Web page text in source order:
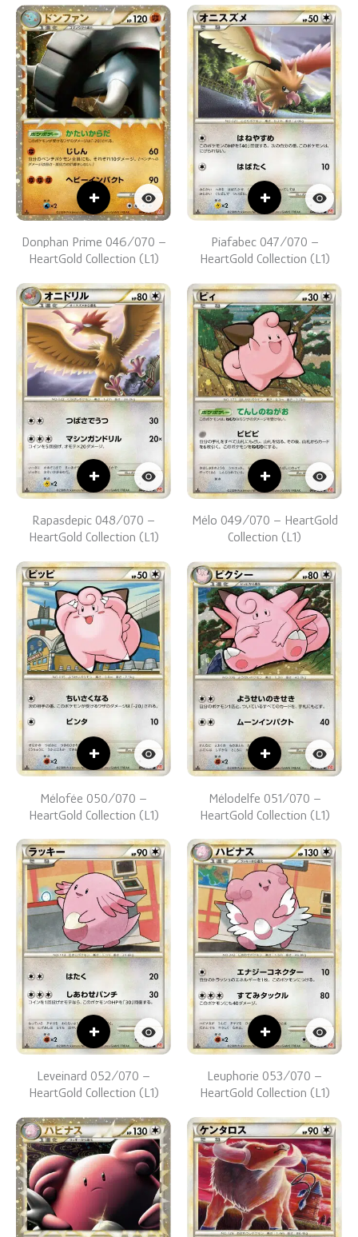
+
Donphan Prime 046/070 –
HeartGold Collection (L1)
+
Piafabec 047/070 –
HeartGold Collection (L1)
+
Rapasdepic 048/070 –
HeartGold Collection (L1)
+
Mélo 049/070 – HeartGold
Collection (L1)
+
Mélofée 050/070 –
HeartGold Collection (L1)
+
Mélodelfe 051/070 –
HeartGold Collection (L1)
+
Leveinard 052/070 –
HeartGold Collection (L1)
+
Leuphorie 053/070 –
HeartGold Collection (L1)